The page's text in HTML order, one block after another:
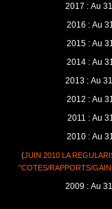
2017 : Au
2016 : Au
2015: Au
2014: Au
2013 : Au
2012 : Au
2011 : Au
2010 : Au
(JUIN 2010 LA
"COTES/RAPPORTS/
2009 : Au